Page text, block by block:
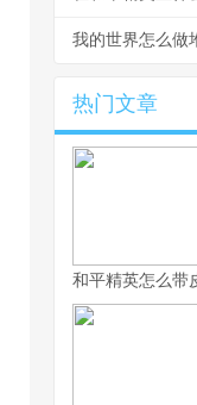
我的世界怎么做
热门文章
和平精英怎么带